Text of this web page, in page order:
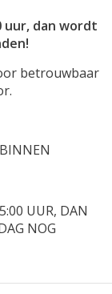
uur, dan wordt
betrouwbaar
UUR, DAN
NOG